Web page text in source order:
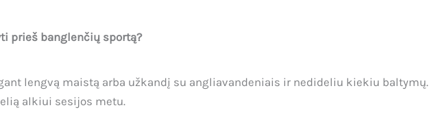
prieš banglenčių sportą?
lengvą maistą arba užkandį su angliavandeniais ir nedideliu kiekiu baltymų.
alkiui sesijos metu.